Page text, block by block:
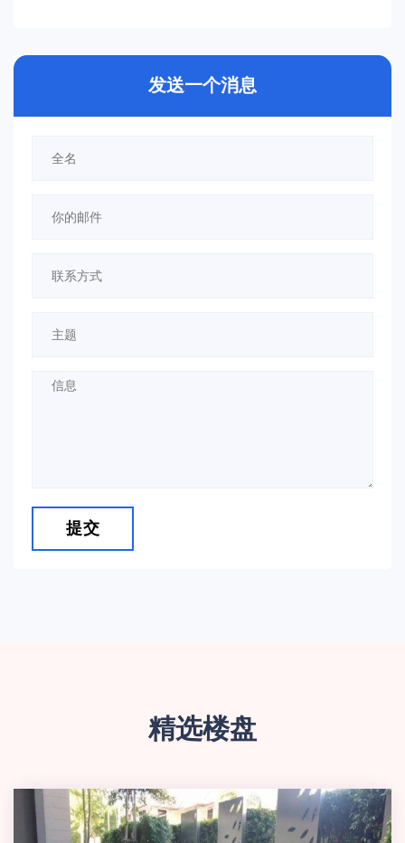
发送一个消息
提交
精选楼盘